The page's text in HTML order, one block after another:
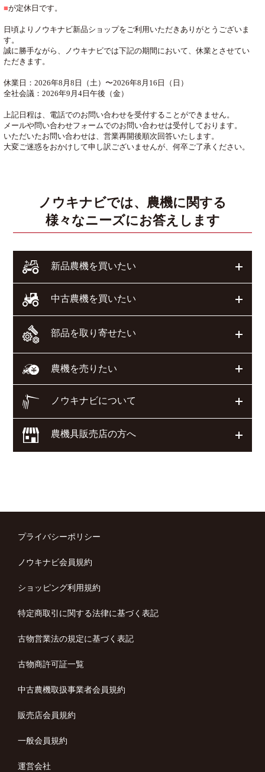
■が定休日です。
日頃よりノウキナビ新品ショップをご利用いただきありがとうございま
す。
誠に勝手ながら、ノウキナビでは下記の期間において、休業とさせてい
ただきます。
休業日：2026年8月8日（土）〜2026年8月16日（日）
全社会議：2026年9月4日午後（金）
上記日程は、電話でのお問い合わせを受付することができません。
メールや問い合わせフォームでのお問い合わせは受付しております。
いただいたお問い合わせは、営業再開後順次回答いたします。
大変ご迷惑をおかけして申し訳ございませんが、何卒ご了承ください。
ノウキナビでは、農機に関する
様々なニーズにお答えします
新品農機を買いたい
中古農機を買いたい
部品を取り寄せたい
農機を売りたい
ノウキナビについて
農機具販売店の方へ
プライバシーポリシー
ノウキナビ会員規約
ショッピング利用規約
特定商取引に関する法律に基づく表記
古物営業法の規定に基づく表記
古物商許可証一覧
中古農機取扱事業者会員規約
販売店会員規約
一般会員規約
運営会社